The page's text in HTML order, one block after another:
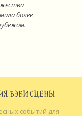
более
БЭБИ СЦЕНЫ
событий для